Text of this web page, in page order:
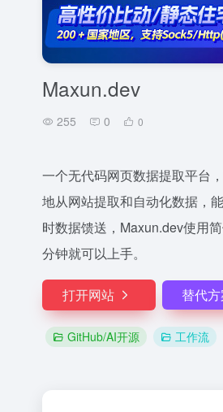
Maxun.dev
255 0 0
一个无代码网页数据提取平台
地从网站提取和自动化数据，
时数据馈送，Maxun.dev使用
分钟就可以上手。
打开网站 替代
GitHub/AI开源 工作流